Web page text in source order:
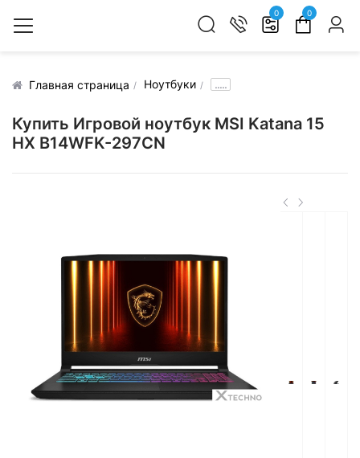
0 0
Главная страница Ноутбуки .....
Купить Игровой ноутбук MSI Katana 15
HX B14WFK-297CN